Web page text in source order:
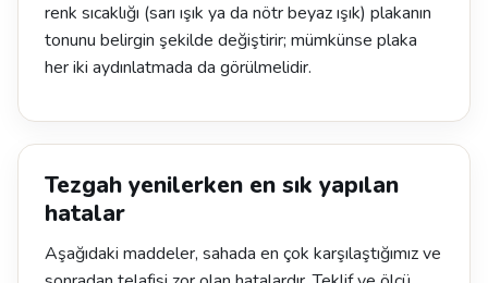
renk sıcaklığı (sarı ışık ya da nötr beyaz ışık) plakanın
tonunu belirgin şekilde değiştirir; mümkünse plaka
her iki aydınlatmada da görülmelidir.
Tezgah yenilerken en sık yapılan
hatalar
Aşağıdaki maddeler, sahada en çok karşılaştığımız ve